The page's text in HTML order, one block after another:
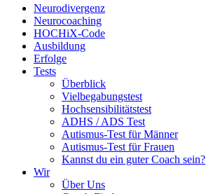
Neurodivergenz
Neurocoaching
HOCHiX-Code
Ausbildung
Erfolge
Tests
Überblick
Vielbegabungstest
Hochsensibilitätstest
ADHS / ADS Test
Autismus-Test für Männer
Autismus-Test für Frauen
Kannst du ein guter Coach sein?
Wir
Über Uns